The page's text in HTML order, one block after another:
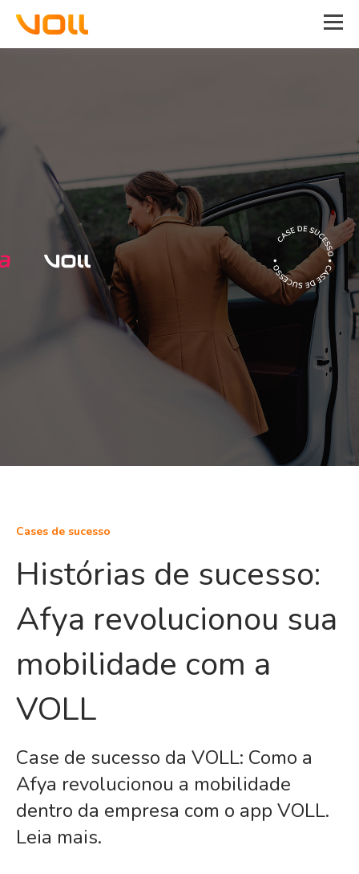
Cases de sucesso
Histórias de sucesso:
Afya revolucionou sua
mobilidade com a
VOLL
Case de sucesso da VOLL: Como a
Afya revolucionou a mobilidade
dentro da empresa com o app VOLL.
Leia mais.